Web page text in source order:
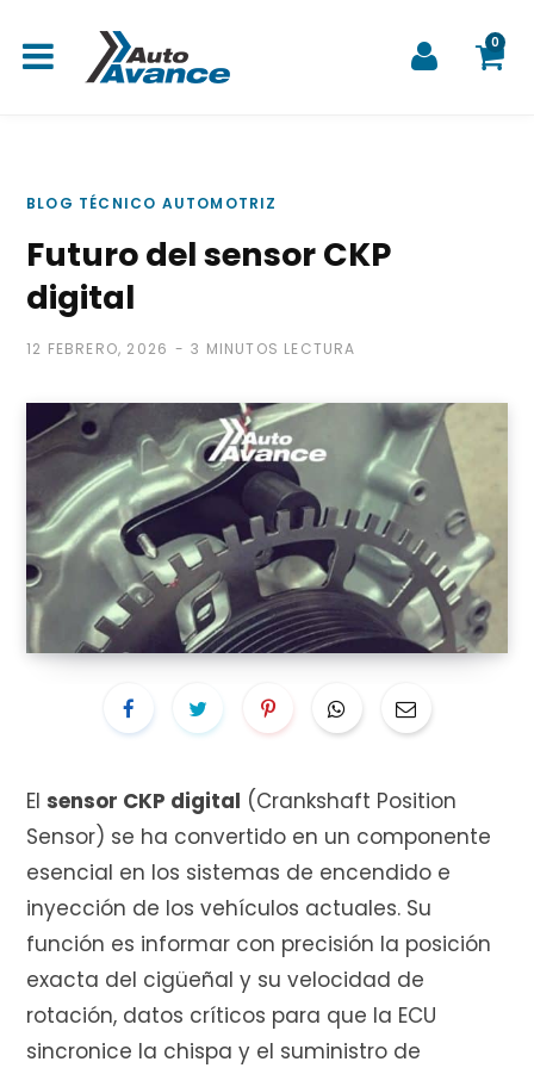
0
r
i
BLOG TÉCNICO AUTOMOTRIZ
Futuro del sensor CKP
digital
12 FEBRERO, 2026 3 MINUTOS LECTURA
El sensor CKP digital (Crankshaft Position
Sensor) se ha convertido en un componente
esencial en los sistemas de encendido e
inyección de los vehículos actuales. Su
función es informar con precisión la posición
exacta del cigüeñal y su velocidad de
rotación, datos críticos para que la ECU
sincronice la chispa y el suministro de